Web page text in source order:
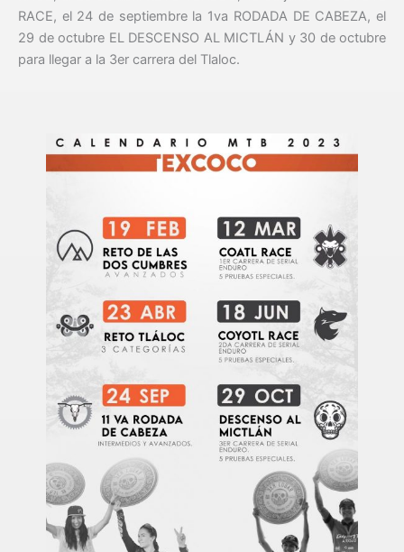
RACE, el 24 de septiembre la 1va RODADA DE CABEZA, el
29 de octubre EL DESCENSO AL MICTLÁN y 30 de octubre
para llegar a la 3er carrera del Tlaloc.